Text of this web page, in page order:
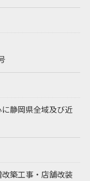
静岡県全域及び近
築工事・店舗改装